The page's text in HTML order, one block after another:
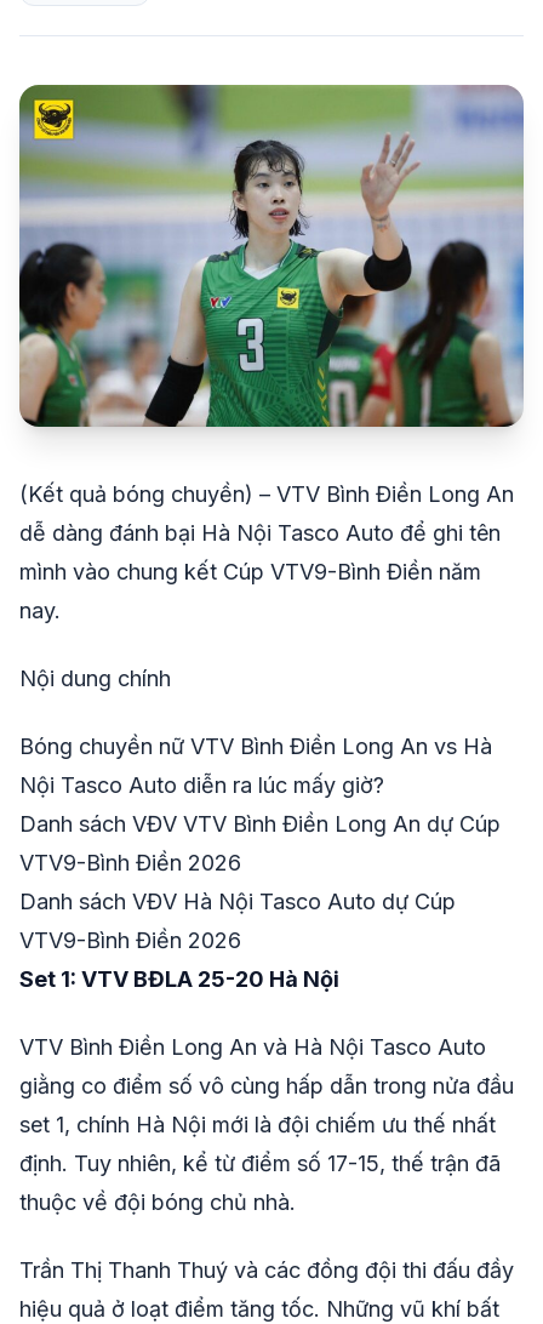
share mail © 2026 TT24H
(Kết quả bóng chuyền) – VTV Bình Điền Long An
dễ dàng đánh bại Hà Nội Tasco Auto để ghi tên
mình vào chung kết Cúp VTV9-Bình Điền năm
nay.
Nội dung chính
Bóng chuyền nữ VTV Bình Điền Long An vs Hà
Nội Tasco Auto diễn ra lúc mấy giờ?
Danh sách VĐV VTV Bình Điền Long An dự Cúp
VTV9-Bình Điền 2026
Danh sách VĐV Hà Nội Tasco Auto dự Cúp
VTV9-Bình Điền 2026
Set 1: VTV BĐLA 25-20 Hà Nội
VTV Bình Điền Long An và Hà Nội Tasco Auto
giằng co điểm số vô cùng hấp dẫn trong nửa đầu
set 1, chính Hà Nội mới là đội chiếm ưu thế nhất
định. Tuy nhiên, kể từ điểm số 17-15, thế trận đã
thuộc về đội bóng chủ nhà.
Trần Thị Thanh Thuý và các đồng đội thi đấu đầy
hiệu quả ở loạt điểm tăng tốc. Những vũ khí bất